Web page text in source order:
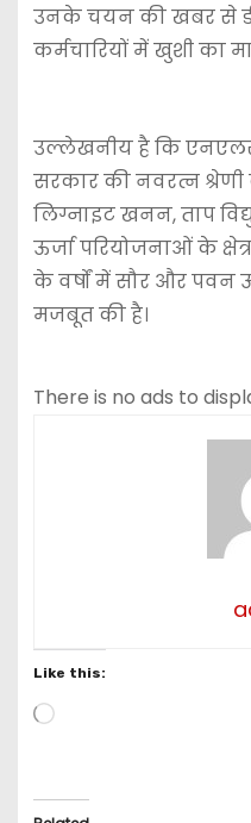
उनके चयन की खबर से
कर्मचारियों में खुशी का
उल्लेखनीय है कि
सरकार की नवरत्न श्रेणी
लिग्नाइट खनन, ताप
ऊर्जा परियोजनाओं के
के वर्षों में सौर और पवन
मजबूत की है।
There is no ads to
Like this:
L
i